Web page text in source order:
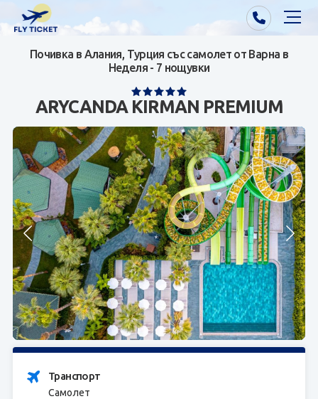
Почивки от Варна
Почивки от София/Пловдив/Бургас
Самолетни билети
Визи
Контакти
За нас
ЗАПИТВАНЕ
Почивка в Алания, Турция със самолет от Варна в
Неделя - 7 нощувки
ARYCANDA KIRMAN PREMIUM
Транспорт
Самолет